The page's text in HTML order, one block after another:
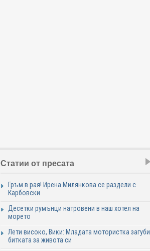
Статии от пресата
Гръм в рая! Ирена Милянкова се раздели с
Карбовски
Десетки румънци натровени в наш хотел на
морето
Лети високо, Вики: Младата мотористка загуби
битката за живота си